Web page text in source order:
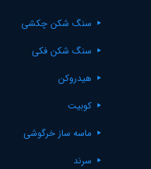
سنگ شکن چکشی
سنگ شکن فکی
هیدروکن
کوبیت
ماسه ساز خرگوشی
سرند